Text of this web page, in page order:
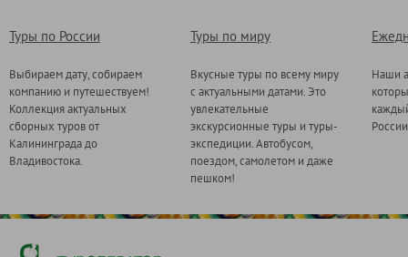
Туры по России
Выбираем дату, собираем
компанию и путешествуем!
Коллекция актуальных
сборных туров от
Калининграда до
Владивостока.
Туры по миру
Вкусные туры по всему миру
с актуальными датами. Это
увлекательные
экскурсионные туры и туры-
экспедиции. Автобусом,
поездом, самолетом и даже
пешком!
Наши